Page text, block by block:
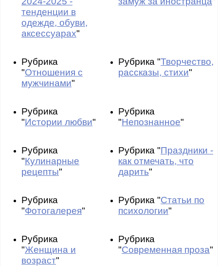
тенденции в
одежде, обуви,
аксессуарах"
Рубрика
"Отношения с
мужчинами"
Рубрика "Творчество,
рассказы, стихи"
Рубрика
"Истории любви"
Рубрика
"Непознанное"
Рубрика
"Кулинарные
рецепты"
Рубрика "Праздники -
как отмечать, что
дарить"
Рубрика
"Фотогалерея"
Рубрика "Статьи по
психологии"
Рубрика
"Женщина и
возраст"
Рубрика
"Современная проза"